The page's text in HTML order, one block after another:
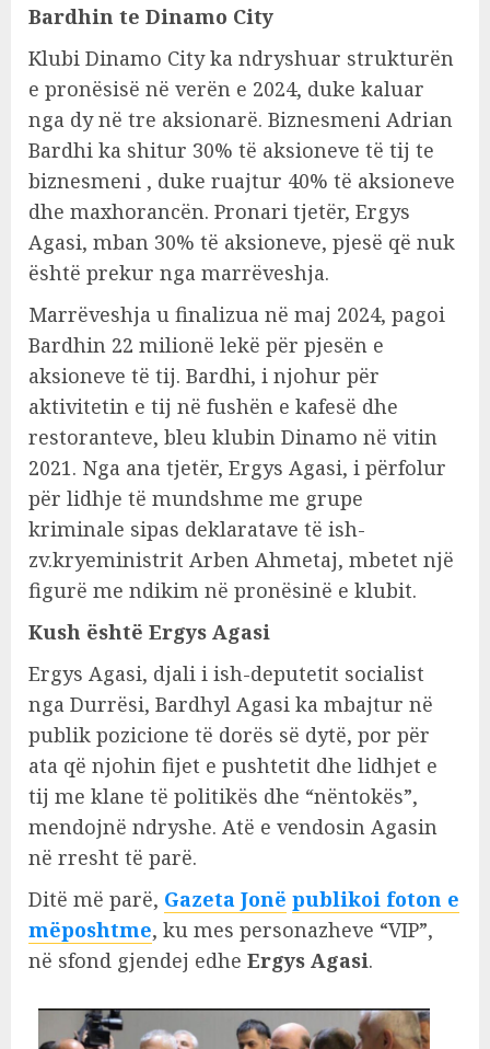
Bardhin te Dinamo City
Klubi Dinamo City ka ndryshuar strukturën
e pronësisë në verën e 2024, duke kaluar
nga dy në tre aksionarë. Biznesmeni Adrian
Bardhi ka shitur 30% të aksioneve të tij te
biznesmeni , duke ruajtur 40% të aksioneve
dhe maxhorancën. Pronari tjetër, Ergys
Agasi, mban 30% të aksioneve, pjesë që nuk
është prekur nga marrëveshja.
Marrëveshja u finalizua në maj 2024, pagoi
Bardhin 22 milionë lekë për pjesën e
aksioneve të tij. Bardhi, i njohur për
aktivitetin e tij në fushën e kafesë dhe
restoranteve, bleu klubin Dinamo në vitin
2021. Nga ana tjetër, Ergys Agasi, i përfolur
për lidhje të mundshme me grupe
kriminale sipas deklaratave të ish-
zv.kryeministrit Arben Ahmetaj, mbetet një
figurë me ndikim në pronësinë e klubit.
Kush është Ergys Agasi
Ergys Agasi, djali i ish-deputetit socialist
nga Durrësi, Bardhyl Agasi ka mbajtur në
publik pozicione të dorës së dytë, por për
ata që njohin fijet e pushtetit dhe lidhjet e
tij me klane të politikës dhe “nëntokës”,
mendojnë ndryshe. Atë e vendosin Agasin
në rresht të parë.
Ditë më parë, Gazeta Jonë publikoi foton e
mëposhtme, ku mes personazheve “VIP”,
në sfond gjendej edhe Ergys Agasi.